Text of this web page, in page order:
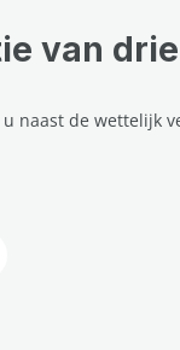
van
naast de wettelijk